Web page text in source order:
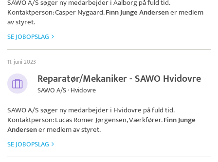
SAWO A/Ssøger ny medarbejder i Aalborg på fuld tid.
Kontaktperson: Casper Nygaard.Finn Junge Andersener medlem
av styret.
SE JOBOPSLAG
11. juni 2023
Reparatør/Mekaniker - SAWO Hvidovre
SAWO A/S · Hvidovre
SAWO A/Ssøger ny medarbejder i Hvidovre på fuld tid.
Kontaktperson: Lucas Romer Jørgensen, Værkfører.Finn Junge
Andersener medlem av styret.
SE JOBOPSLAG